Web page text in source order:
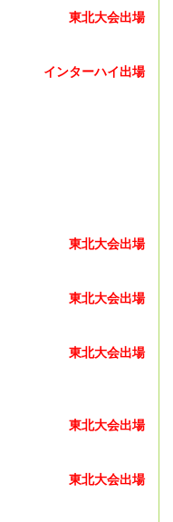
東北大会出場
インターハイ出場
東北大会出場
東北大会出場
東北大会出場
東北大会出場
東北大会出場